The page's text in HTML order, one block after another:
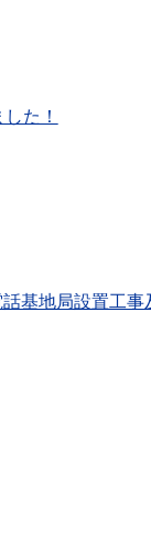
た！
基地局設置工事